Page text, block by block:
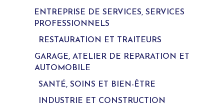
ENTREPRISE DE SERVICES, SERVICES
PROFESSIONNELS
RESTAURATION ET TRAITEURS
GARAGE, ATELIER DE REPARATION ET
AUTOMOBILE
SANTÉ, SOINS ET BIEN-ÊTRE
INDUSTRIE ET CONSTRUCTION